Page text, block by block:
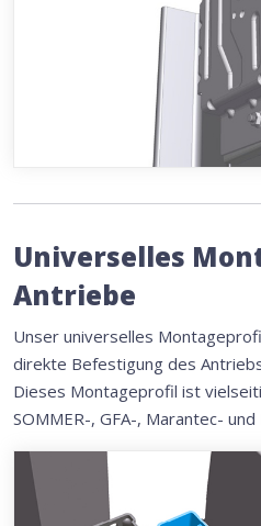
Universelles
Antriebe
Unser universelles
direkte Befestigung des
Dieses Montageprofil ist
SOMMER-, GFA-, Marantec-